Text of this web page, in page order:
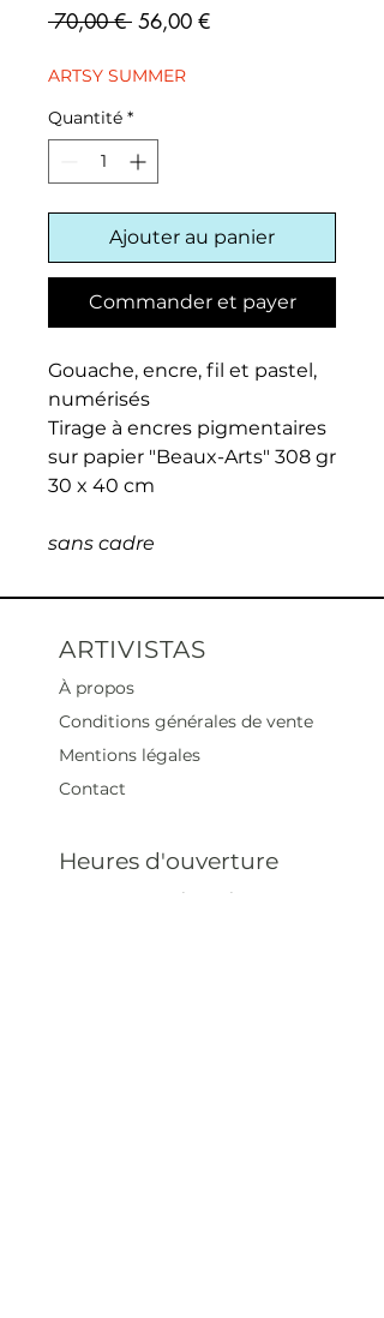
70,00 € Prix
56,00 €Prix
ARTSY SUMMER
Quantité *
Ajouter au panier
Commander et payer
Gouache, encre, fil et pastel,
numérisés
Tirage à encres pigmentaires
sur papier "Beaux-Arts" 308 gr
30 x 40 cm
sans cadre
ARTIVISTAS
À propos
Conditions générales de vente
Mentions légales
Contact
Heures d'ouverture
Mar - Sam : 12 h - 19 h